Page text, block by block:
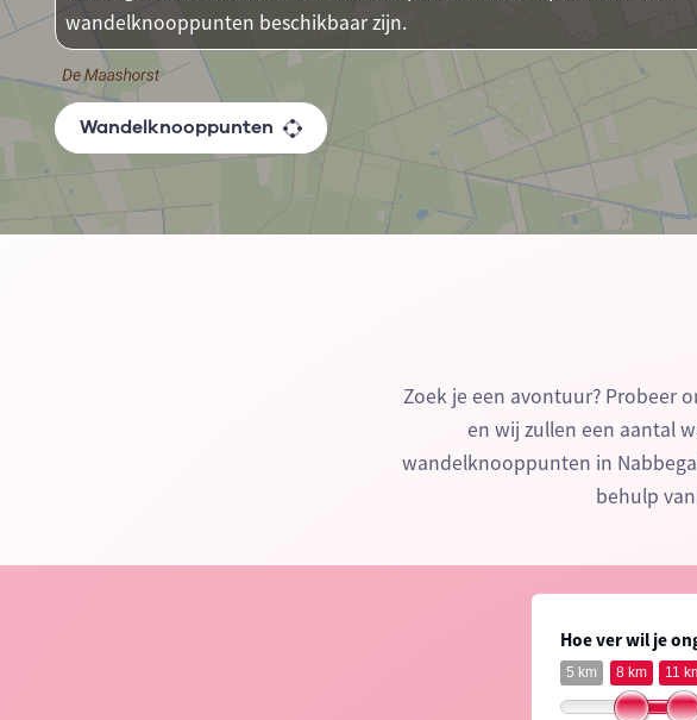
wandelknooppunten beschikbaar zijn.
Wandelknooppunten
Zoek je een avontuur? Probeer
en wij zullen een aantal
wandelknooppunten in
behulp
Hoe ver wil je
5 km 8 km 11